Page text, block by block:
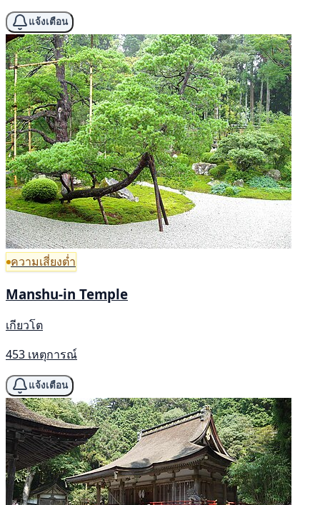
แจ้งเตือน
ความเสี่ยงต่ำ
Manshu-in Temple
เกียวโต
453 เหตุการณ์
แจ้งเตือน